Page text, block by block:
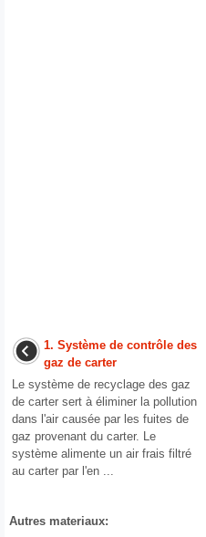
1. Système de contrôle des
gaz de carter
Le système de recyclage des gaz
de carter sert à éliminer la pollution
dans l'air causée par les fuites de
gaz provenant du carter. Le
système alimente un air frais filtré
au carter par l'en ...
Autres materiaux: